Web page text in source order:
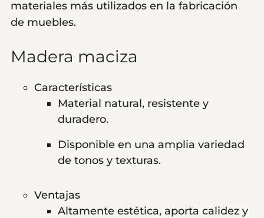
materiales más utilizados en la fabricación
de muebles.
Madera maciza
Características
Material natural, resistente y
duradero.
Disponible en una amplia variedad
de tonos y texturas.
Ventajas
Altamente estética, aporta calidez y